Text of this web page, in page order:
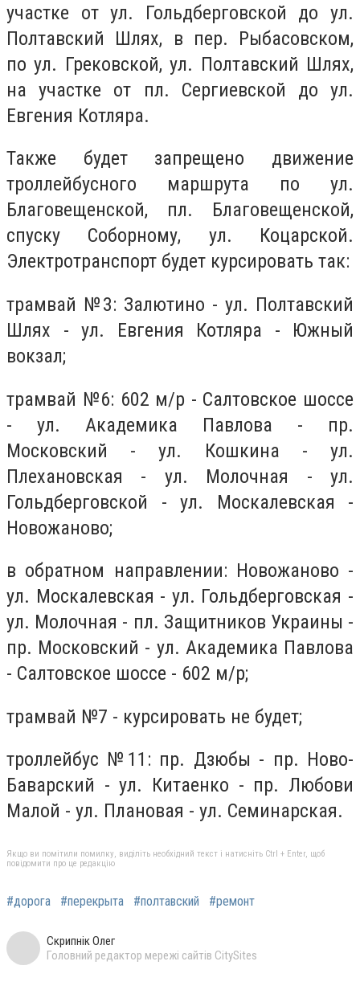
участке от ул. Гольдберговской до ул.
Полтавский Шлях, в пер. Рыбасовском,
по ул. Грековской, ул. Полтавский Шлях,
на участке от пл. Сергиевской до ул.
Евгения Котляра.
Также будет запрещено движение
троллейбусного маршрута по ул.
Благовещенской, пл. Благовещенской,
спуску Соборному, ул. Коцарской.
Электротранспорт будет курсировать так:
трамвай №3: Залютино - ул. Полтавский
Шлях - ул. Евгения Котляра - Южный
вокзал;
трамвай №6: 602 м/р - Салтовское шоссе
- ул. Академика Павлова - пр.
Московский - ул. Кошкина - ул.
Плехановская - ул. Молочная - ул.
Гольдберговской - ул. Москалевская -
Новожаново;
в обратном направлении: Новожаново -
ул. Москалевская - ул. Гольдберговская -
ул. Молочная - пл. Защитников Украины -
пр. Московский - ул. Академика Павлова
- Салтовское шоссе - 602 м/р;
трамвай №7 - курсировать не будет;
троллейбус №11: пр. Дзюбы - пр. Ново-
Баварский - ул. Китаенко - пр. Любови
Малой - ул. Плановая - ул. Семинарская.
Якщо ви помітили помилку, виділіть необхідний текст і натисніть Ctrl + Enter, щоб
повідомити про це редакцію
#дорога #перекрыта #полтавский #ремонт
Скрипнік Олег
Головний редактор мережі сайтів CitySites